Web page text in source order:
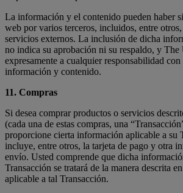
La información y el contenido pueden haber
web por varios terceros, incluidos, entre
servicios externos. La inclusión de dicha
no indica su aprobación ni su respaldo, y The
expresamente a cualquier responsabilidad con
información y contenido.
11. Compras
Si desea comprar productos o servicios
(cada una de estas compras, una
proporcione cierta información aplicable a su
incluye, entre otros, la tarjeta de pago y otra
envío. Usted comprende que dicha
Transacción se tratará de la manera descrita
aplicable a tal Transacción.